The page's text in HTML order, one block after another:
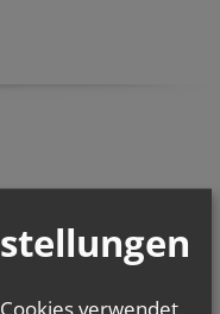
verwendet